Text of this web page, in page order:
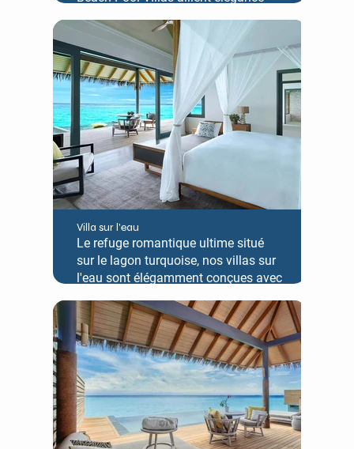
Maldives dans un cadre tropical
isolé. Dotées d'un espace détente
séparé se transformant facilement
en chambre pour les enfants, les
villas sont agrémentées d'une
piscine récemment rénovée,
sublimant l'expérience d'une
escapade balnéaire paisible et
ressourçante.
Villa sur l'eau
Le refuge romantique ultime situé
sur le lagon turquoise, nos villas sur
l'eau sont élégamment conçues avec
hamac pour deux adultes cherchant
à apprécier la merveille de leur
environnement aquatique.